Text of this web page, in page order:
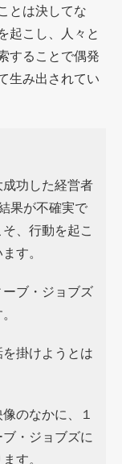
とは決してな
起こし、人々と
することで偶発
生み出されてい
功した経営者
果が不確実で
、行動を起こ
す。
ブ・ジョブズ
掛けようとは
のなかに、１
・ジョブズに
す。